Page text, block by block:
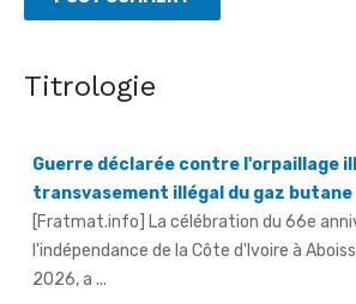
Titrologie
[Fratmat.info] La célébration du 66e
l'indépendance de la Côte d'Ivoire à
2026, a ...
An 66 de l'indépendance à Sandegué